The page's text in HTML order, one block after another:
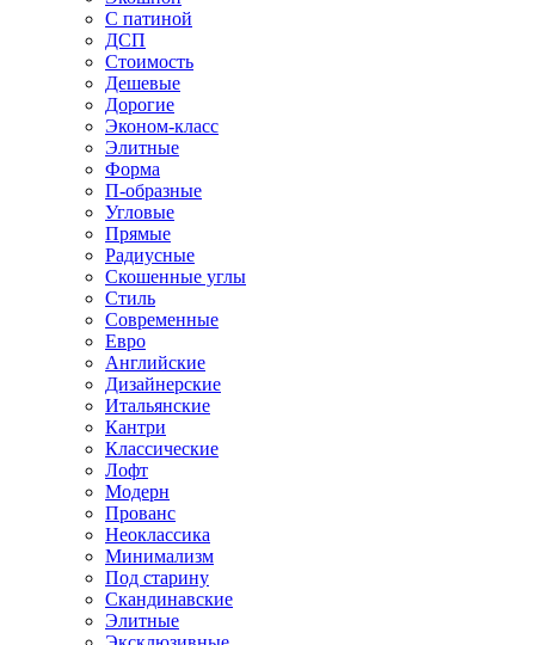
С патиной
ДСП
Стоимость
Дешевые
Дорогие
Эконом-класс
Элитные
Форма
П-образные
Угловые
Прямые
Радиусные
Скошенные углы
Стиль
Современные
Евро
Английские
Дизайнерские
Итальянские
Кантри
Классические
Лофт
Модерн
Прованс
Неоклассика
Минимализм
Под старину
Скандинавские
Элитные